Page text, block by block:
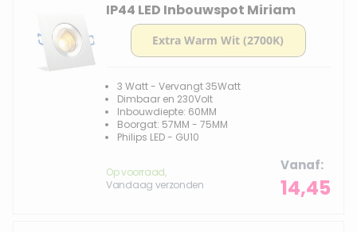
IP44 LED Inbouwspot Miriam
3 Watt - Vervangt 35Watt
Dimbaar en 230Volt
Inbouwdiepte: 60MM
Boorgat: 57MM - 75MM
Philips LED - GU10
Op voorraad,
Vandaag verzonden
Vanaf
14,45